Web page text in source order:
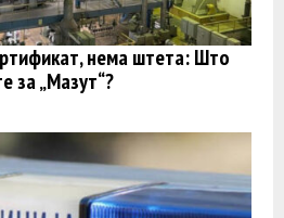
нема штета: Што
за „Мазут“?